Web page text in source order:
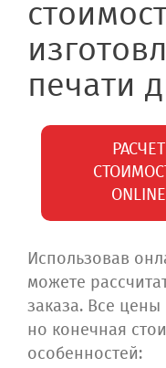
печати
РАСЧЕТ
ONLINE
Использовав
можете
заказа. Все
но конечная
особенностей: